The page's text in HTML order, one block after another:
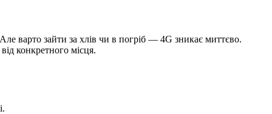
варто зайти за хлів чи в погріб — 4G зникає миттєво.
конкретного місця.